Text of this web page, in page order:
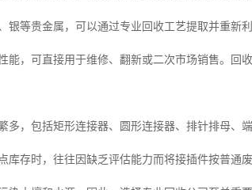
银等贵金属，可以通过专业回收工艺提取并重新
能，可直接用于维修、翻新或二次市场销售。回
多，包括矩形连接器、圆形连接器、排针排母、
库存时，往往因缺乏评估能力而将接插件按普通